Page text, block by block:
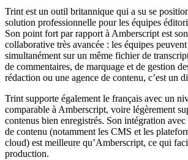
Trint est un outil britannique qui a su se
solution professionnelle pour les équipes
Son point fort par rapport à Amberscript est
collaborative très avancée : les équipes
simultanément sur un même fichier de
de commentaires, de marquage et de gestion
rédaction ou une agence de contenu, c’est un
Trint supporte également le français avec un
comparable à Amberscript, voire légèrement
contenus bien enregistrés. Son intégration
de contenu (notamment les CMS et les
cloud) est meilleure qu’Amberscript, ce qui
production.